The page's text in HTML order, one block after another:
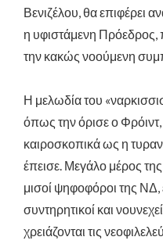
Βενιζέλου, θα επιφέρει
η υφιστάμενη Πρόεδρος,
την κακώς νοούμενη
Η μελωδία του
όπως την όρισε ο
καιροσκοπικά ως η
έπεισε. Μεγάλο μέρος
μισοί ψηφοφόροι της ΝΔ,
συντηρητικοί και
χρειάζονται τις